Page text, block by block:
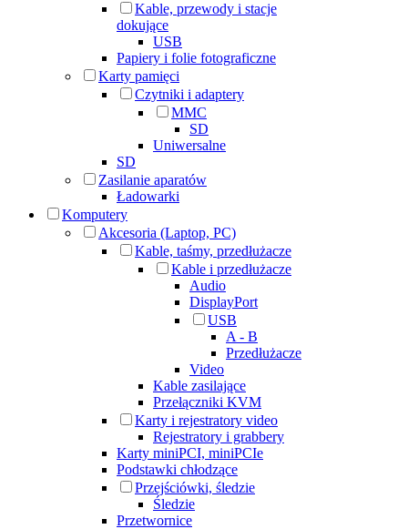
Kable, przewody i stacje
dokujące
USB
Papiery i folie fotograficzne
Karty pamięci
Czytniki i adaptery
MMC
SD
Uniwersalne
SD
Zasilanie aparatów
Ładowarki
Komputery
Akcesoria (Laptop, PC)
Kable, taśmy, przedłużacze
Kable i przedłużacze
Audio
DisplayPort
USB
A - B
Przedłużacze
Video
Kable zasilające
Przełączniki KVM
Karty i rejestratory video
Rejestratory i grabbery
Karty miniPCI, miniPCIe
Podstawki chłodzące
Przejściówki, śledzie
Śledzie
Przetwornice